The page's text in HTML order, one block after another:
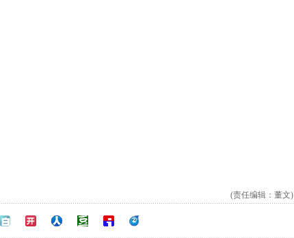
(责任编辑：董文)